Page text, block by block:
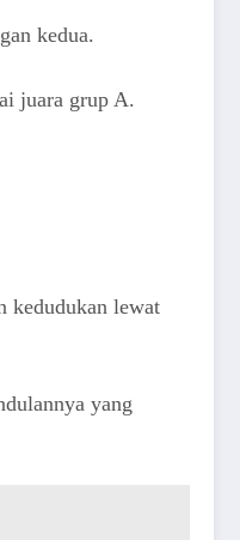
kedua.
juara grup A.
kedudukan lewat
yang